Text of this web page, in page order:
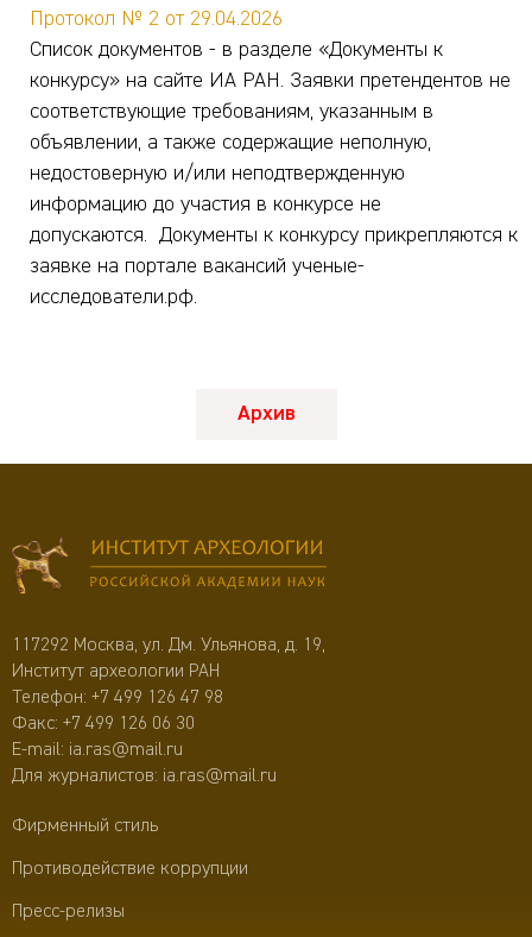
Протокол № 2 от 29.04.2026
Список документов - в разделе «Документы к
конкурсу» на сайте ИА РАН. Заявки претендентов не
соответствующие требованиям, указанным в
объявлении, а также содержащие неполную,
недостоверную и/или неподтвержденную
информацию до участия в конкурсе не
допускаются. Документы к конкурсу прикрепляются к
заявке на портале вакансий ученые-
исследователи.рф.
Архив
117292 Москва, ул. Дм. Ульянова, д. 19,
Институт археологии РАН
Телефон: +7 499 126 47 98
Факс: +7 499 126 06 30
E-mail: ia.ras@mail.ru
Для журналистов: ia.ras@mail.ru
Фирменный стиль
Противодействие коррупции
Пресс-релизы